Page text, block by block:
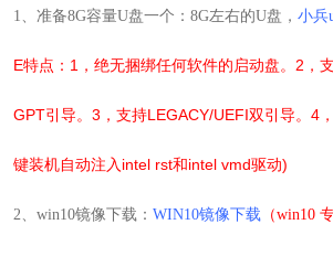
1 、准备8G容量U盘一个：8G左右的U盘，小兵
E特点：1，绝无捆绑任何软件的启动盘。2，
GPT引导。3，支持LEGACY/UEFI双引导。4
键装机自动注入intel rst和intel vmd驱动)
2 、win10镜像下载：WIN10镜像下载 （win10